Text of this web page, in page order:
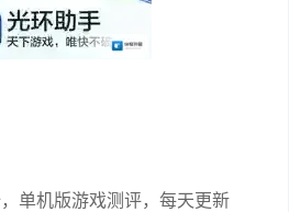
单机版游戏测评，每天更新